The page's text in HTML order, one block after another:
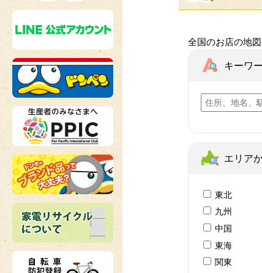
全国のお店の地
キーワ
エリア
東北
九州
中国
東海
関東